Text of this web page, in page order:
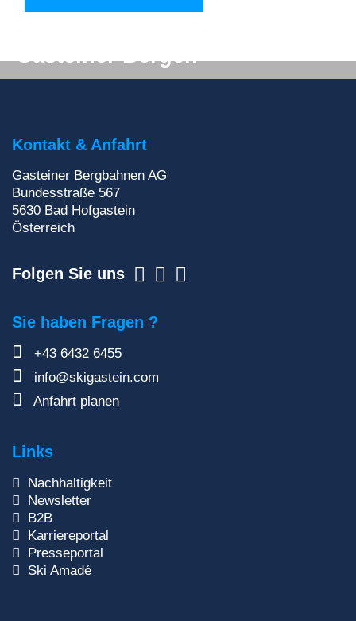
Gasteiner Bergen
Zur Newsletteranmeldung
Kontakt & Anfahrt
Gasteiner Bergbahnen AG
Bundesstraße 567
5630 Bad Hofgastein
Österreich
Folgen Sie uns
Sie haben Fragen ?
+43 6432 6455
info@skigastein.com
Anfahrt planen
Links
Nachhaltigkeit
Newsletter
B2B
Karriereportal
Presseportal
Ski Amadé